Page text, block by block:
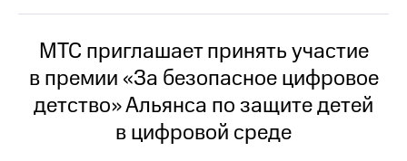
Карьера
История
компании
Руководство
региона
в МТС
Пресс-
релизы
МТС
о технологиях
МТС приглашает принять участие
в премии «За безопасное цифровое
детство» Альянса по защите детей
в цифровой среде